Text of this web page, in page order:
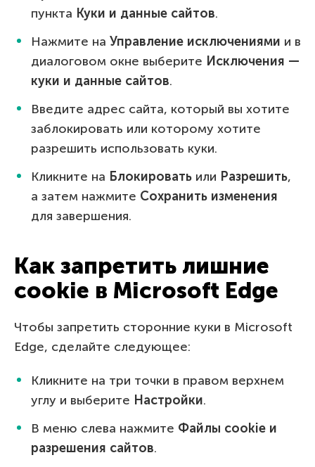
пункта Куки и данные сайтов.
Нажмите на Управление исключениями и в
диалоговом окне выберите Исключения —
куки и данные сайтов.
Введите адрес сайта, который вы хотите
заблокировать или которому хотите
разрешить использовать куки.
Кликните на Блокировать или Разрешить,
а затем нажмите Сохранить изменения
для завершения.
Как запретить лишние
cookie в Microsoft Edge
Чтобы запретить сторонние куки в Microsoft
Edge, сделайте следующее:
Кликните на три точки в правом верхнем
углу и выберите Настройки.
В меню слева нажмите Файлы cookie и
разрешения сайтов.